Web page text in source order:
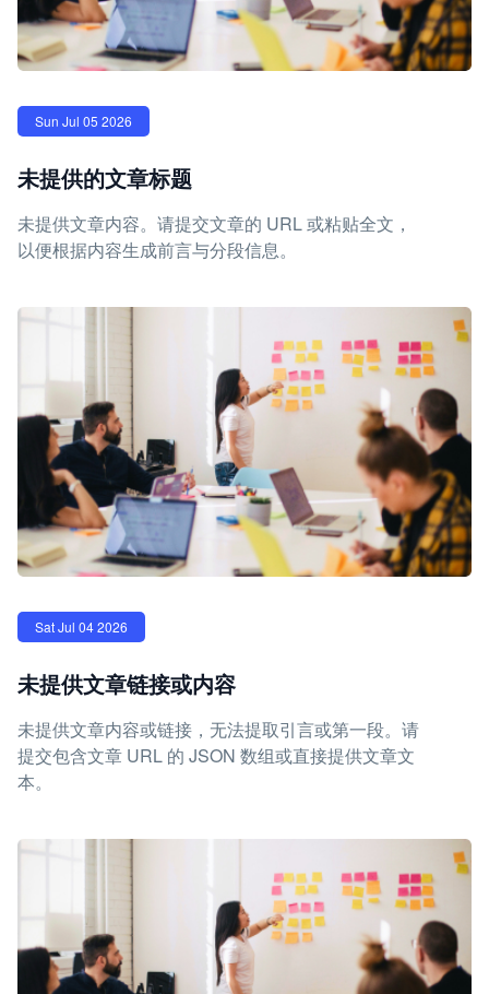
Sun Jul 05 2026
未提供的文章标题
未提供文章内容。请提交文章的 URL 或粘贴全文，
以便根据内容生成前言与分段信息。
Sat Jul 04 2026
未提供文章链接或内容
未提供文章内容或链接，无法提取引言或第一段。请
提交包含文章 URL 的 JSON 数组或直接提供文章文
本。